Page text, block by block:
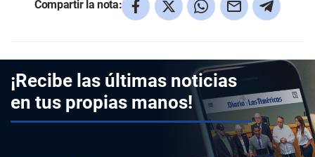
Compartir la nota:
¡Recibe las últimas noticias
en tus propias manos!